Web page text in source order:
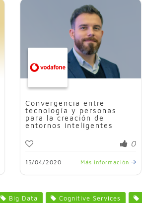
Convergencia entre
tecnología y personas
para la creación de
entornos inteligentes
0
15/04/2020 Más información
Big Data Cognitive Services